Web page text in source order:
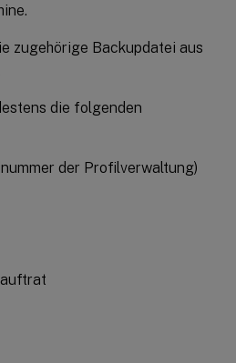
zugehörige Backupdatei aus
die folgenden
der Profilverwaltung)